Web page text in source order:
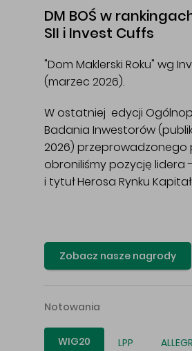
DM BOŚ w
SII i Invest Cuffs
"Dom Maklerski Roku" wg
(marzec 2026).
W ostatniej edycji
Badania Inwestorów
2026) przeprowadzonego
obroniliśmy pozycję lidera
i tytuł Herosa Rynku
Zobacz nasze nagrody
Notowania
WIG20 LPP